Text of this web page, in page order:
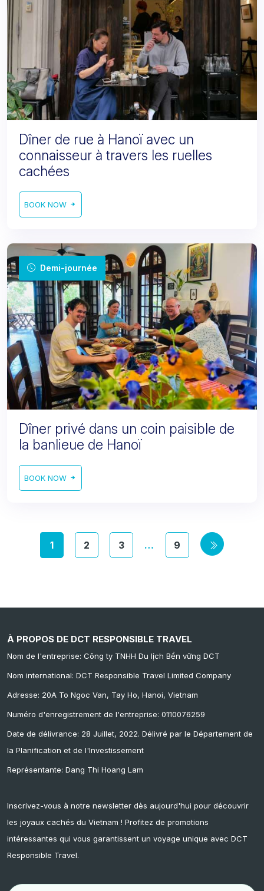
Dîner de rue à Hanoï avec un
connaisseur à travers les ruelles
cachées
BOOK NOW
Demi-journée
Dîner privé dans un coin paisible de
la banlieue de Hanoï
BOOK NOW
1 2 3 … 9
À PROPOS DE DCT RESPONSIBLE TRAVEL
Nom de l'entreprise: Công ty TNHH Du lịch Bền vững DCT
Nom international: DCT Responsible Travel Limited Company
Adresse: 20A To Ngoc Van, Tay Ho, Hanoi, Vietnam
Numéro d'enregistrement de l'entreprise: 0110076259
Date de délivrance: 28 Juillet, 2022. Délivré par le Département de
la Planification et de l'Investissement
Représentante: Dang Thi Hoang Lam
Inscrivez-vous à notre newsletter dès aujourd'hui pour découvrir
les joyaux cachés du Vietnam ! Profitez de promotions
intéressantes qui vous garantissent un voyage unique avec DCT
Responsible Travel.